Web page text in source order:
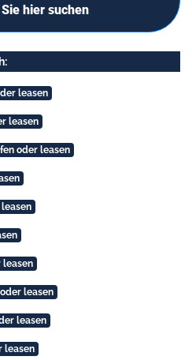
hier suchen
leasen
leasen
oder leasen
leasen
leasen
leasen
leasen